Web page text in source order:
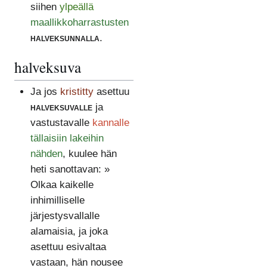
siihen ylpeällä
maallikkoharrastusten
halveksunnalla.
halveksuva
Ja jos kristittyasettuu
halveksuvalleja
vastustavalle kannalle
tällaisiin lakeihin
nähden, kuulee hän
heti sanottavan: »
Olkaa kaikelle
inhimilliselle
järjestysvallalle
alamaisia, ja joka
asettuu esivaltaa
vastaan, hän nousee